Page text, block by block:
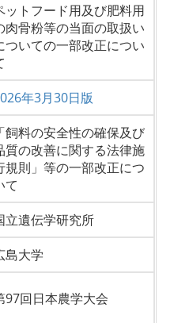
ットフード用及び肥料用
肉骨粉等の当面の取扱い
ついての一部改正につい
年3月30日版
「飼料の安全性の確保及び
質の改善に関する法律施
規則」等の一部改正につ
て
立遺伝学研究所
島大学
97回日本農学大会